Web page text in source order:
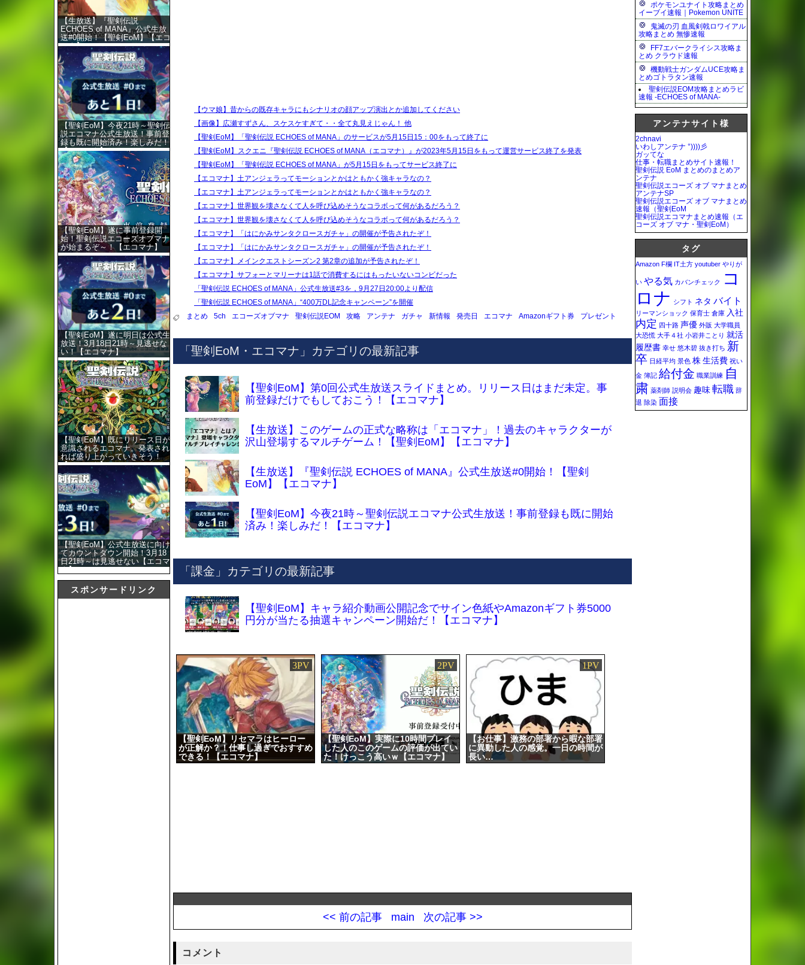
【生放送】『聖剣伝説
ECHOES of MANA』公式生放
送#0開始！【聖剣EoM】【エコ
マナ】
【聖剣EoM】今夜21時～聖剣伝
説エコマナ公式生放送！事前登
録も既に開始済み！楽しみだ！
【エコマナ】
【聖剣EoM】遂に事前登録開
始！聖剣伝説エコーズオブマナ
が始まるぞ～！【エコマナ】
【聖剣EoM】遂に明日は公式生
放送！3月18日21時～見逃せな
い！【エコマナ】
【聖剣EoM】既にリリース日が
意識されるエコマナ。発表され
れば盛り上がっていきそう！
【エコマナ】
【聖剣EoM】公式生放送に向け
てカウントダウン開始！3月18
日21時～は見逃せない【エコマ
ナ】
スポンサードリンク
【ウマ娘】昔からの既存キャラにもシナリオの顔アップ演出とか追加してください
【画像】広瀬すずさん、スケスケすぎて・・全て丸見えじゃん！ 他
【聖剣EoM】「聖剣伝説 ECHOES of MANA」のサービスが5月15日15：00をもって終了に
【聖剣EoM】スクエニ『聖剣伝説 ECHOES of MANA（エコマナ）』が2023年5月15日をもって運営サービス終了を発表
【聖剣EoM】「聖剣伝説 ECHOES of MANA」が5月15日をもってサービス終了に
【エコマナ】土アンジェラってモーションとかはともかく強キャラなの？
【エコマナ】土アンジェラってモーションとかはともかく強キャラなの？
【エコマナ】世界観を壊さなくて人を呼び込めそうなコラボって何があるだろう？
【エコマナ】世界観を壊さなくて人を呼び込めそうなコラボって何があるだろう？
【エコマナ】「はにかみサンタクロースガチャ」の開催が予告されたぞ！
【エコマナ】「はにかみサンタクロースガチャ」の開催が予告されたぞ！
【エコマナ】メインクエストシーズン2 第2章の追加が予告されたぞ！
【エコマナ】サフォーとマリーナは1話で消費するにはもったいないコンビだった
「聖剣伝説 ECHOES of MANA」公式生放送#3を，9月27日20:00より配信
「聖剣伝説 ECHOES of MANA」“400万DL記念キャンペーン”を開催
まとめ
5ch エコーズオブマナ 聖剣伝説EOM 攻略 アンテナ ガチャ 新情報 発売日 エコマナ Amazonギフト券 プレゼント
「聖剣EoM・エコマナ」カテゴリの最新記事
【聖剣EoM】第0回公式生放送スライドまとめ。リリース日はまだ未定。事
前登録だけでもしておこう！【エコマナ】
【生放送】このゲームの正式な略称は「エコマナ」！過去のキャラクターが
沢山登場するマルチゲーム！【聖剣EoM】【エコマナ】
【生放送】『聖剣伝説 ECHOES of MANA』公式生放送#0開始！【聖剣
EoM】【エコマナ】
【聖剣EoM】今夜21時～聖剣伝説エコマナ公式生放送！事前登録も既に開始
済み！楽しみだ！【エコマナ】
「課金」カテゴリの最新記事
【聖剣EoM】キャラ紹介動画公開記念でサイン色紙やAmazonギフト券5000
円分が当たる抽選キャンペーン開始だ！【エコマナ】
【聖剣EoM】リセマラはヒーロー
が正解か？！仕事し過ぎでおすすめ
できる！【エコマナ】
3PV
【聖剣EoM】実際に10時間プレイ
した人のこのゲームの評価が出てい
た！けっこう高いｗ【エコマナ】
2PV
【お仕事】激務の部署から暇な部署
に異動した人の感覚。一日の時間が
長い…
1PV
<< 前の記事 main 次の記事 >>
コメント
ポケモンユナイト攻略まとめ
イーブイ速報｜Pokemon UNITE
鬼滅の刃 血風剣戟ロワイアル
攻略まとめ 無惨速報
FF7エバークライシス攻略ま
とめ クラウド速報
機動戦士ガンダムUCE攻略ま
とめゴトラタン速報
聖剣伝説EOM攻略まとめラビ
速報 -ECHOES of MANA-
アンテナサイト様
2chnavi
いわしアンテナ °))))彡
ガッてな
仕事・転職まとめサイト速報！
聖剣伝説 EoM まとめのまとめア
ンテナ
聖剣伝説エコーズ オブ マナまとめ
アンテナSP
聖剣伝説エコーズ オブ マナまとめ
速報（聖剣EoM
聖剣伝説エコマナまとめ速報（エ
コーズ オブ マナ・聖剣EoM）
タグ
Amazon F欄 IT土方 youtuber やりが
い やる気 カバンチェック
コ
ロナ シフト ネタ バイト
リーマンショック 保育士 倉庫 入社
内定 四十路 声優 外販 大学職員
大恐慌 大手４社 小岩井ことり 就活
履歴書 幸せ 悠木碧 抜き打ち 新
卒 日経平均 景色 株生活費 祝い
金 簿記 給付金 職業訓練 自
粛 薬剤師 説明会 趣味転職 辞
退 除染 面接